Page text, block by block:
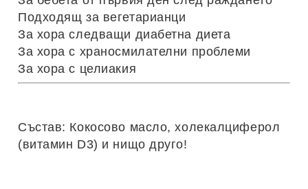
Подходящ за вегетарианци
За хора следващи диабетна диета
За хора с храносмилателни проблеми
За хора с целиакия
Състав: Кокосово масло, холекалциферол
(витамин D3) и нищо друго!